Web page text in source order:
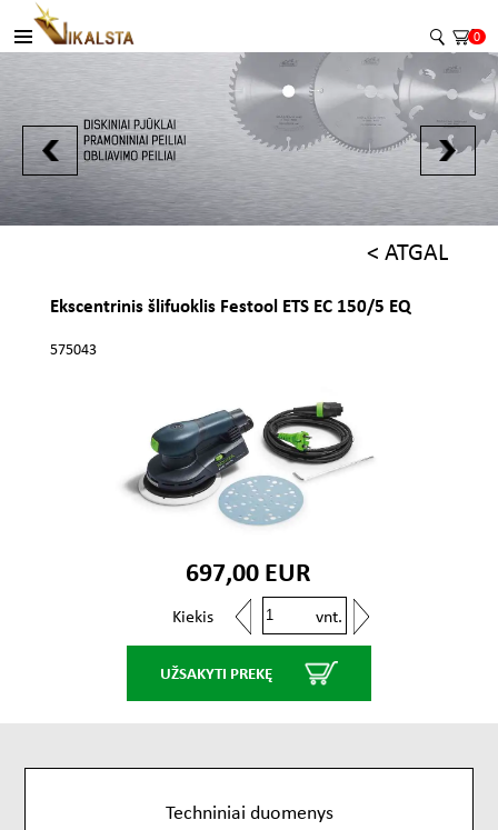
0
< ATGAL
Ekscentrinis šlifuoklis Festool ETS EC 150/5 EQ
575043
697,00 EUR
Kiekis vnt.
UŽSAKYTI PREKĘ
Techniniai duomenys